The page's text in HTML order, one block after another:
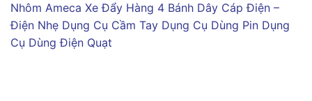
Nhôm Ameca Xe Đẩy Hàng 4 Bánh Dây Cáp Điện –
Điện Nhẹ Dụng Cụ Cầm Tay Dụng Cụ Dùng Pin Dụng
Cụ Dùng Điện Quạt